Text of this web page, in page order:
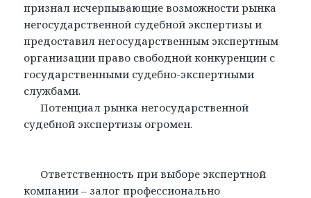
признал исчерпывающие возможности рынка
негосударственной судебной экспертизы и
предоставил негосударственным экспертным
организации право свободной конкуренции с
государственными судебно-экспертными
службами.
Потенциал рынка негосударственной
судебной экспертизы огромен.
Ответственность при выборе экспертной
компании – залог профессионально